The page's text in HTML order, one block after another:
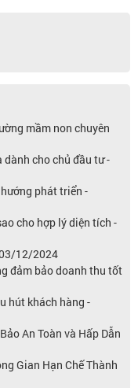
mầm non chuyên
cho chủ đầu tư -
phát triển -
cho hợp lý diện tích -
12/2024
đảm bảo doanh thu tốt
hút khách hàng -
An Toàn và Hấp Dẫn
Gian Hạn Chế Thành